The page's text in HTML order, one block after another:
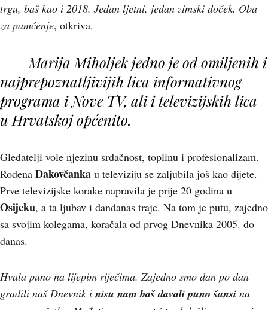
trgu, baš kao i 2018. Jedan ljetni, jedan zimski doček. Oba
za pamćenje, otkriva.
Marija Miholjek jedno je od omiljenih i
najprepoznatljivijih lica informativnog
programa i Nove TV, ali i televizijskih lica
u Hrvatskoj općenito.
Gledatelji vole njezinu srdačnost, toplinu i profesionalizam.
Rođena Đakovčanka u televiziju se zaljubila još kao dijete.
Prve televizijske korake napravila je prije 20 godina u
Osijeku, a ta ljubav i dandanas traje. Na tom je putu, zajedno
sa svojim kolegama, koračala od prvog Dnevnika 2005. do
danas.
Hvala puno na lijepim riječima. Zajedno smo dan po dan
gradili naš Dnevnik i nisu nam baš davali puno šansi na